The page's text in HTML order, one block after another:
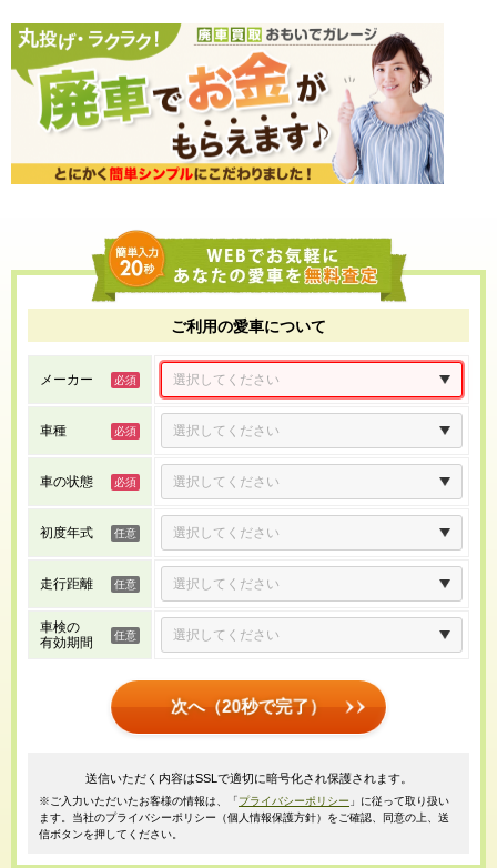
ご利用の愛車について
メーカー
車種
車の状態
初度年式
走行距離
車検の
有効期間
次へ（20秒で完了）
送信いただく内容はSSLで適切に暗号化され保護されます。
※ご入力いただいたお客様の情報は、「プライバシーポリシー 」に従って取り扱い
ます。当社のプライバシーポリシー（個人情報保護方針）をご確認、同意の上、送
信ボタンを押してください。